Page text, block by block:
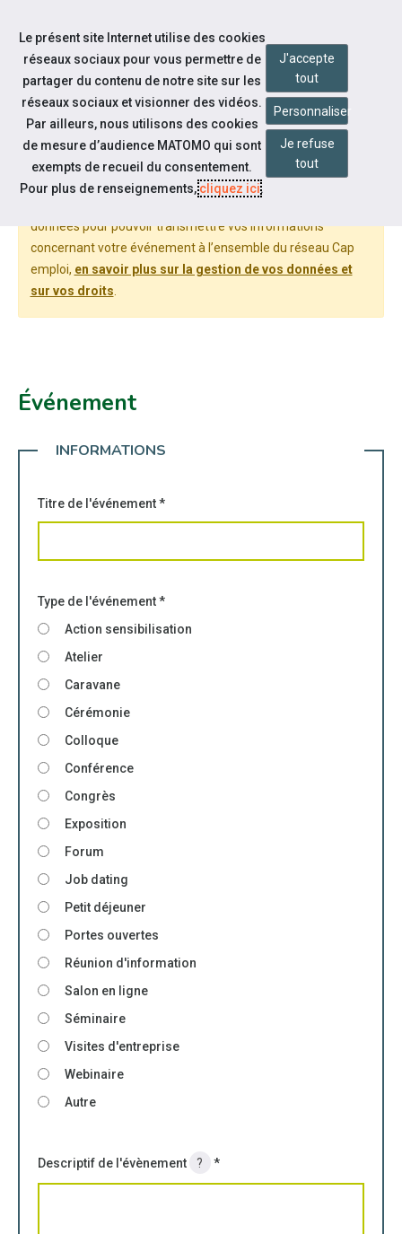
Aller au contenu
DÉPOSER UN ÉVÉNEMENT
données pour pouvoir transmettre vos informations
concernant votre événement à l’ensemble du réseau Cap
emploi, en savoir plus sur la gestion de vos données et
sur vos droits
Événement
INFORMATIONS
Titre de l'événement*
Type de l'événement*
Action sensibilisation
Atelier
Caravane
Cérémonie
Colloque
Conférence
Congrès
Exposition
Forum
Job dating
Petit déjeuner
Portes ouvertes
Réunion d'information
Salon en ligne
Séminaire
Visites d'entreprise
Webinaire
Autre
Descriptif de l'évènement ? *
Le présent site Internet utilise des cookies
réseaux sociaux pour vous permettre de
partager du contenu de notre site sur les
réseaux sociaux et visionner des vidéos.
Par ailleurs, nous utilisons des cookies
de mesure d’audience MATOMO qui sont
exempts de recueil du consentement.
Pour plus de renseignements,cliquez ici.
J'accepte
tout
Personnaliser
Je refuse
tout